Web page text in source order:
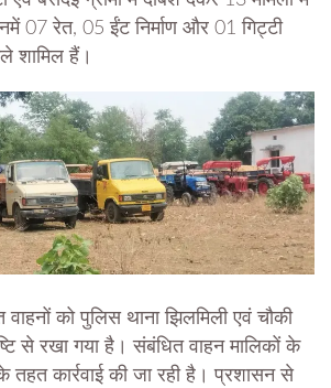
07 रेत, 05 ईंट निर्माण और 01 गिट्टी
शामिल हैं।
वाहनों को पुलिस थाना झिलमिली एवं चौकी
से रखा गया है। संबंधित वाहन मालिकों के
तहत कार्रवाई की जा रही है। प्रशासन से